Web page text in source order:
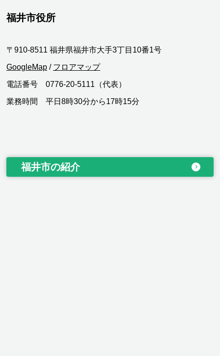
福井市役所
〒910-8511 福井県福井市大手3丁目10番1号
GoogleMap / フロアマップ
電話番号 0776-20-5111（代表）
業務時間 平日8時30分から17時15分
福井市の紹介